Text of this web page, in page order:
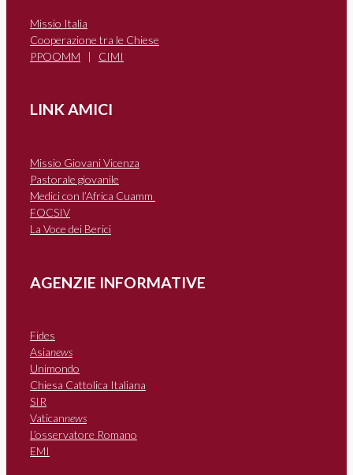
Missio Italia
Cooperazione tra le Chiese
PPOOMM | CIMI
LINK AMICI
Missio Giovani Vicenza
Pastorale giovanile
Medici con l’Africa Cuamm
FOCSIV
La Voce dei Berici
AGENZIE INFORMATIVE
Fides
Asianews
Unimondo
Chiesa Cattolica Italiana
SIR
Vaticannews
L’osservatore Romano
EMI